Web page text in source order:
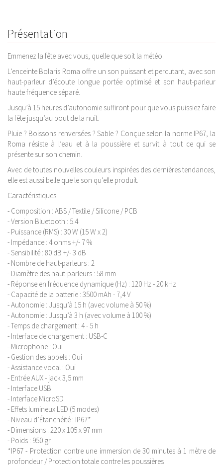
Présentation
Emmenez la fête avec vous, quelle que soit la météo.
L’enceinte Bolaris Roma offre un son puissant et percutant, avec son
haut-parleur d’écoute longue portée optimisé et son haut-parleur
haute fréquence séparé.
Jusqu’à 15 heures d’autonomie suffiront pour que vous puissiez faire
la fête jusqu’au bout de la nuit.
Pluie ? Boissons renversées ? Sable ? Conçue selon la norme IP67, la
Roma résiste à l’eau et à la poussière et survit à tout ce qui se
présente sur son chemin.
Avec de toutes nouvelles couleurs inspirées des dernières tendances,
elle est aussi belle que le son qu’elle produit.
Caractéristiques
- Composition : ABS / Textile / Silicone / PCB
- Version Bluetooth : 5.4
- Puissance (RMS) : 30 W (15 W x 2)
- Impédance : 4 ohms +/- 7 %
- Sensibilité : 80 dB +/- 3 dB
- Nombre de haut-parleurs : 2
- Diamètre des haut-parleurs : 58 mm
- Réponse en fréquence dynamique (Hz) : 120 Hz - 20 kHz
- Capacité de la batterie : 3500 mAh - 7,4 V
- Autonomie : Jusqu’à 15 h (avec volume à 50 %)
- Autonomie : Jusqu’à 3 h (avec volume à 100 %)
- Temps de chargement : 4 - 5 h
- Interface de chargement : USB-C
- Microphone : Oui
- Gestion des appels : Oui
- Assistance vocal : Oui
- Entrée AUX - jack 3,5 mm
- Interface USB
- Interface MicroSD
- Effets lumineux LED (5 modes)
- Niveau d’Étanchéité : IP67*
- Dimensions : 220 x 105 x 97 mm
- Poids : 950 gr
*IP67 - Protection contre une immersion de 30 minutes à 1 mètre de
profondeur / Protection totale contre les poussières